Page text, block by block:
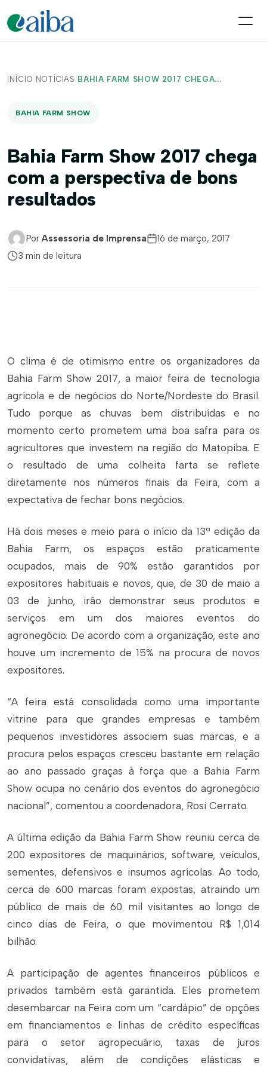
INÍCIO/ NOTÍCIAS / BAHIA FARM SHOW 2017 CHEGA...
BAHIA FARM SHOW
Bahia Farm Show 2017 chega
com a perspectiva de bons
resultados
Por Assessoria de Imprensa
16 de março, 2017
3 min de leitura
O clima é de otimismo entre os organizadores da
Bahia Farm Show 2017, a maior feira de tecnologia
agrícola e de negócios do Norte/Nordeste do Brasil.
Tudo porque as chuvas bem distribuídas e no
momento certo prometem uma boa safra para os
agricultores que investem na região do Matopiba. E
o resultado de uma colheita farta se reflete
diretamente nos números finais da Feira, com a
expectativa de fechar bons negócios.
Há dois meses e meio para o início da 13ª edição da
Bahia Farm, os espaços estão praticamente
ocupados, mais de 90% estão garantidos por
expositores habituais e novos, que, de 30 de maio a
03 de junho, irão demonstrar seus produtos e
serviços em um dos maiores eventos do
agronegócio. De acordo com a organização, este ano
houve um incremento de 15% na procura de novos
expositores.
“A feira está consolidada como uma importante
vitrine para que grandes empresas e também
pequenos investidores associem suas marcas, e a
procura pelos espaços cresceu bastante em relação
ao ano passado graças à força que a Bahia Farm
Show ocupa no cenário dos eventos do agronegócio
nacional”, comentou a coordenadora, Rosi Cerrato.
A última edição da Bahia Farm Show reuniu cerca de
200 expositores de maquinários, software, veículos,
sementes, defensivos e insumos agrícolas. Ao todo,
cerca de 600 marcas foram expostas, atraindo um
público de mais de 60 mil visitantes ao longo de
cinco dias de Feira, o que movimentou R$ 1,014
bilhão.
A participação de agentes financeiros públicos e
privados também está garantida. Eles prometem
desembarcar na Feira com um “cardápio” de opções
em financiamentos e linhas de crédito específicas
para o setor agropecuário, taxas de juros
convidativas, além de condições elásticas e